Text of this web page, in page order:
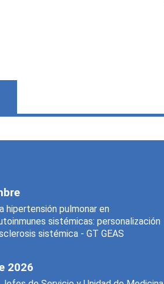
hipertensión pulmonar en
sistémicas: personalización
sistémica - GT GEAS
2026